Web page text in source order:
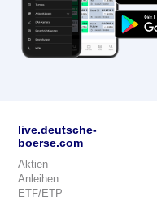
live.deutsche-
boerse.com
Aktien
Anleihen
ETF/ETP